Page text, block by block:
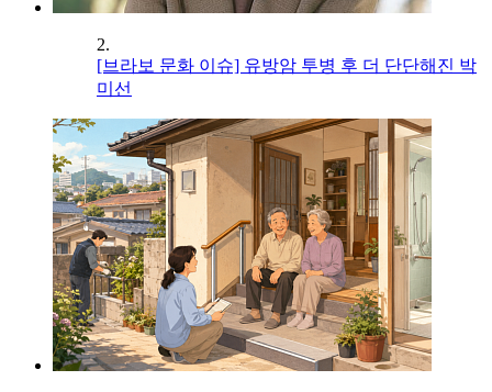
2.
[브라보 문화 이슈] 유방암 투병 후 더 단단해진 박
미선